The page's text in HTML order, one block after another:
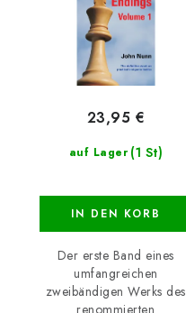
auf Lager (1 St)
23,95 €
IN DEN KORB
Der erste Band eines
umfangreichen
zweibändigen Werks des